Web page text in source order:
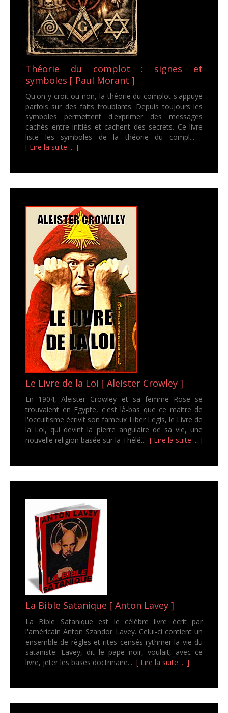
Théorie du complot : signes et
symboles [ Paul Morant ]
Qu'on y croit ou non, la théorie du complot s'appuye
parfois sur des faits troublants. Depuis toujours les
symboles permettent d'exprimer des messages
cachés entre initiés et cachent des secrets. Ce livre
liste les symboles de la théorie du compl...
[ Lire la suite ... ]
Le Livre de la Loi [ Aleister Crowley ]
En 1904, Aleister Crowley et sa femme Rose se
trouvaient en Egypte, c'est là-bas que ce maitre de
l'occultisme écrivit son fameux Liber Legis, le Livre de
la Loi, qui devint la pierre angulaire de sa vie, une
nouvelle religion basée sur la Thélé... [ Lire la suite ... ]
La Bible Satanique [ Anton Lavey ]
La Bible Satanique est le célèbre livre écrit par
l'américain Anton Szandor Lavey. Celui-ci contient un
ensemble de règles et rites censés rythmer la vie du
sataniste. Lavey, dit le pape noir, voulait, avec ce
livre, jeter les bases doctrinaire... [ Lire la suite ... ]